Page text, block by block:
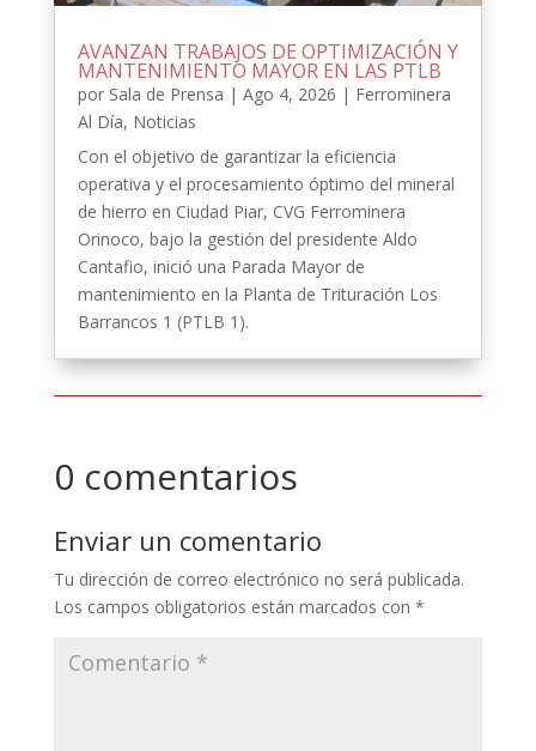
AVANZAN TRABAJOS DE OPTIMIZACIÓN Y
MANTENIMIENTO MAYOR EN LAS PTLB
por Sala de Prensa | Ago 4, 2026 | Ferrominera
Al Día, Noticias
Con el objetivo de garantizar la eficiencia
operativa y el procesamiento óptimo del mineral
de hierro en Ciudad Piar, CVG Ferrominera
Orinoco, bajo la gestión del presidente Aldo
Cantafio, inició una Parada Mayor de
mantenimiento en la Planta de Trituración Los
Barrancos 1 (PTLB 1).
0 comentarios
Enviar un comentario
Tu dirección de correo electrónico no será publicada.
Los campos obligatorios están marcados con *